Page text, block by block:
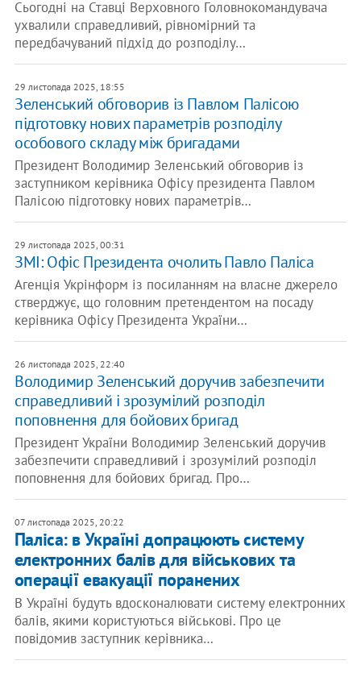
Сьогодні на Ставці Верховного Головнокомандувача
ухвалили справедливий, рівномірний та
передбачуваний підхід до розподілу…
29 листопада 2025, 18:55
Зеленський обговорив із Павлом Палісою
підготовку нових параметрів розподілу
особового складу між бригадами
Президент Володимир Зеленський обговорив із
заступником керівника Офісу президента Павлом
Палісою підготовку нових параметрів…
29 листопада 2025, 00:31
ЗМІ: Офіс Президента очолить Павло Паліса
Агенція Укрінформ із посиланням на власне джерело
стверджує, що головним претендентом на посаду
керівника Офісу Президента України…
26 листопада 2025, 22:40
Володимир Зеленський доручив забезпечити
справедливий і зрозумілий розподіл
поповнення для бойових бригад
Президент України Володимир Зеленський доручив
забезпечити справедливий і зрозумілий розподіл
поповнення для бойових бригад. Про…
07 листопада 2025, 20:22
Паліса: в Україні допрацюють систему
електронних балів для військових та
операції евакуації поранених
В Україні будуть вдосконалювати систему електронних
балів, якими користуються військові. Про це
повідомив заступник керівника…